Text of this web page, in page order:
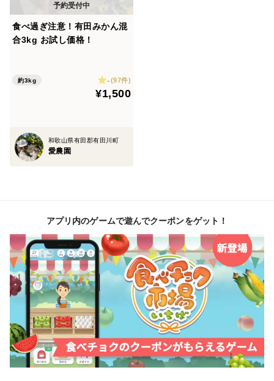
バレンシアに回青(かいせい)と呼ばれる現象が起きま
す。
回青現象とはいったん黄色(または橙色)になった果実
果皮が青いため“酸っぱい”という印象がありますが果実
🍊自然に優しい美味しさ
・農薬を控えておりますので、傷があるオレンジも混ざ
訳ありではないです。
当農園はこれを売りにして販売してます！
重さ 箱込み5kgになるように調整致します！
サイズ混合！減薬の為見た目は悪いです。
味は保証します！
完璧な商品ではございません。
何卒よろしくお願いします🙇‍♂️
食べ過ぎ注意！有田みかん混
合3kg お試し価格！
約3kg -(97件)
¥1,500
和歌山県有田郡有田川町
愛農園
アプリ内のゲームで遊んでクーポンをゲット！